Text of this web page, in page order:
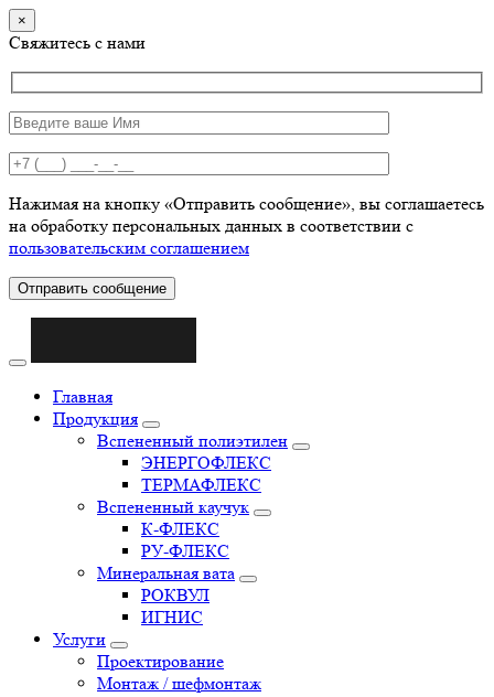
×
Свяжитесь с нами
Нажимая на кнопку «Отправить сообщение», вы соглашаетесь
на обработку персональных данных в соответствии с
пользовательским соглашением
Отправить сообщение
Главная
Продукция
Вспененный полиэтилен
ЭНЕРГОФЛЕКС
ТЕРМАФЛЕКС
Вспененный каучук
К-ФЛЕКС
РУ-ФЛЕКС
Минеральная вата
РОКВУЛ
ИГНИС
Услуги
Проектирование
Монтаж / шефмонтаж